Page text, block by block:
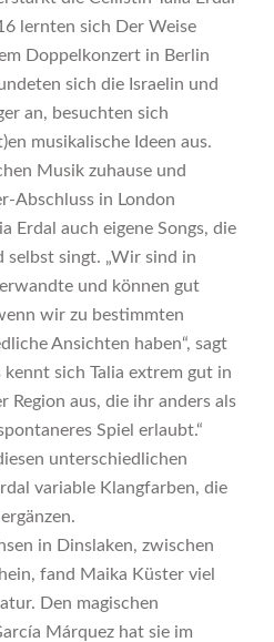
lernten sich Der Weise
Doppelkonzert in Berlin
sich die Israelin und
an, besuchten sich
musikalische Ideen aus.
Musik zuhause und
Abschluss in London
Erdal auch eigene Songs, die
selbst singt. „Wir sind in
und können gut
wir zu bestimmten
Ansichten haben“, sagt
sich Talia extrem gut in
aus, die ihr anders als
Spiel erlaubt.“
unterschiedlichen
variable Klangfarben, die
in Dinslaken, zwischen
fand Maika Küster viel
Den magischen
Márquez hat sie im